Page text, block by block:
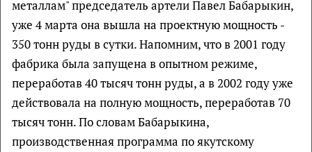
металлам" председатель артели Павел Бабарыкин,
уже 4 марта она вышла на проектную мощность -
350 тонн руды в сутки. Напомним, что в 2001 году
фабрика была запущена в опытном режиме,
переработав 40 тысяч тонн руды, а в 2002 году уже
действовала на полную мощность, переработав 70
тысяч тонн. По словам Бабарыкина,
производственная программа по якутскому